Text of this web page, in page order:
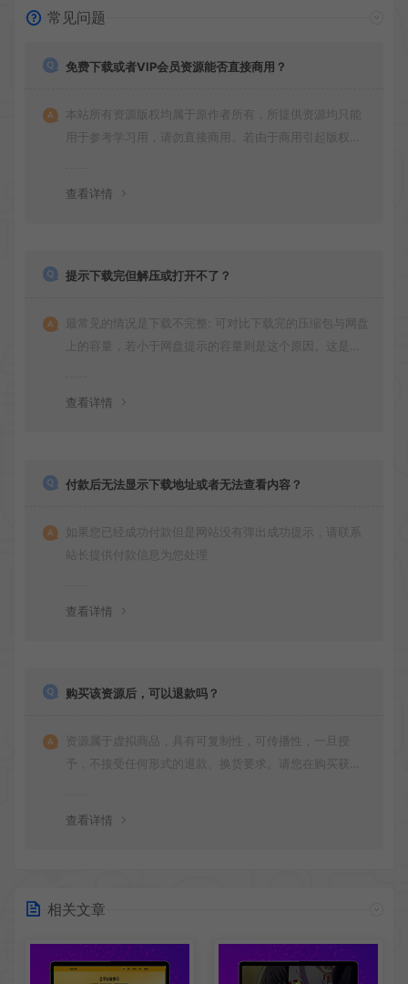
常见问题
免费下载或者VIP会员资源能否直接商用？
本站所有资源版权均属于原作者所有，所提供资源均只能
用于参考学习用，请勿直接商用。若由于商用引起版权纠
查看详情
提示下载完但解压或打开不了？
最常见的情况是下载不完整: 可对比下载完的压缩包与网盘
上的容量，若小于网盘提示的容量则是这个原因。这是浏
查看详情
付款后无法显示下载地址或者无法查看内容？
如果您已经成功付款但是网站没有弹出成功提示，请联系
站长提供付款信息为您处理
查看详情
购买该资源后，可以退款吗？
资源属于虚拟商品，具有可复制性，可传播性，一旦授
予，不接受任何形式的退款、换货要求。请您在购买获取
查看详情
相关文章